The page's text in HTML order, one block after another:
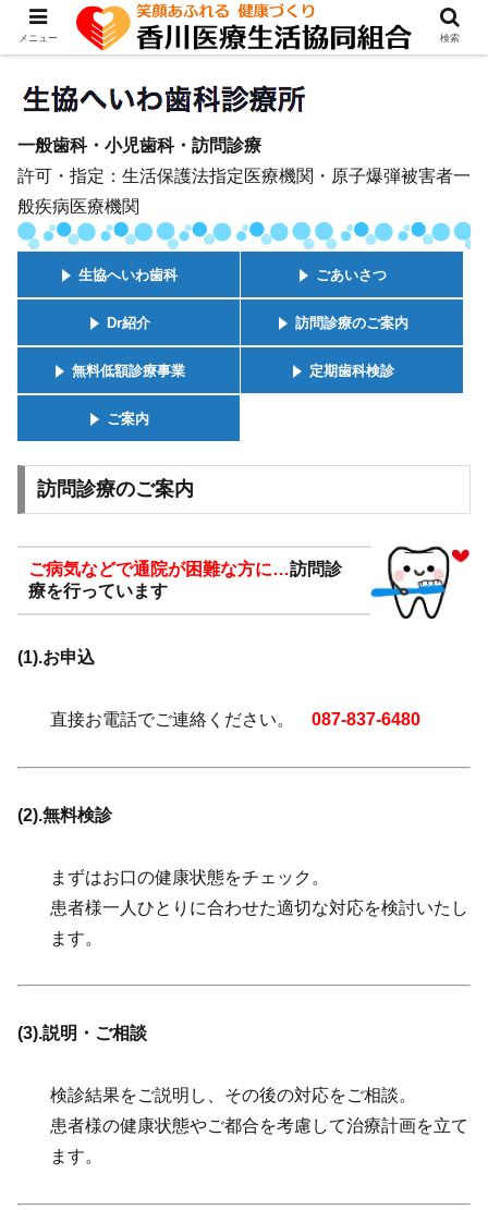
一般歯科・小児歯科・訪問診療
許可・指定：生活保護法指定医療機関・原子爆弾被害者一
般疾病医療機関
生協へいわ歯科 ごあいさつ
Dr紹介 訪問診療のご案内
無料低額診療事業 定期歯科検診
ご案内
訪問診療のご案内
ご病気などで通院が困難な方に…訪問診
療を 行っています
(1).お申込
直接お電話でご連絡ください。 087-837-6480
(2).無料検診
まずはお口の健康状態をチェック。
患者様一人ひとりに合わせた適切な対応を検討いたし
ます。
(3).説明・ご相談
検診結果をご説明し、その後の対応をご相談。
患者様の健康状態やご都合を考慮して治療計画を立て
ます。
メニュー 検索